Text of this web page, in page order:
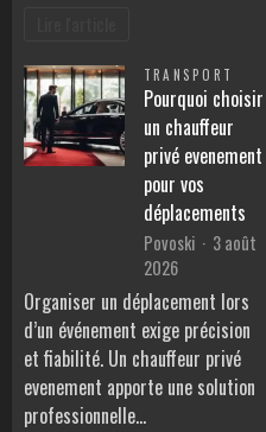
TRANSPORT
Pourquoi choisir
un chauffeur
privé evenement
pour vos
déplacements
Povoski
3 août
2026
Organiser un déplacement lors
d’un événement exige précision
et fiabilité. Un chauffeur privé
evenement apporte une solution
professionnelle…